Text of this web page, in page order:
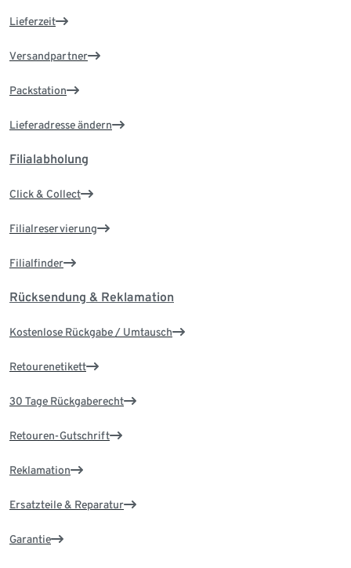
Lieferzeit
Versandpartner
Packstation
Lieferadresse ändern
Filialabholung
Click & Collect
Filialreservierung
Filialfinder
Rücksendung & Reklamation
Kostenlose Rückgabe / Umtausch
Retourenetikett
30 Tage Rückgaberecht
Retouren-Gutschrift
Reklamation
Ersatzteile & Reparatur
Garantie